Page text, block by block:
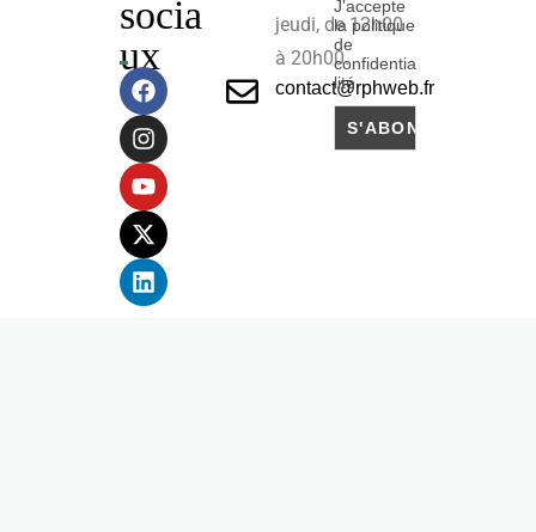
socia
ux
jeudi, de 12h00
à 20h00.
contact@rphweb.fr
J'accepte
la politique
de
confidentia
lité